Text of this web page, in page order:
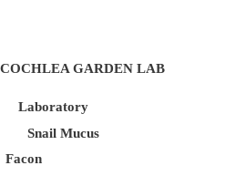
COCHLEA GARDEN LAB
Laboratory
Snail Mucus
Facon